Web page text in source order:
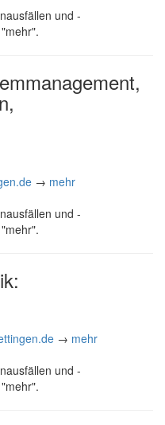
und -
→ mehr
und -
→ mehr
und -